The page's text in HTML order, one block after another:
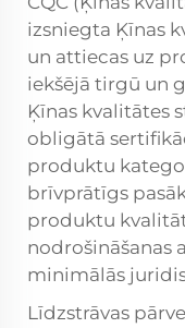
izsniegta Ķīnas
un attiecas uz
iekšējā tirgū un
Ķīnas kvalitātes
obligātā
produktu
brīvprātīgs
produktu
nodrošināšanas
minimālās
Līdzstrāvas